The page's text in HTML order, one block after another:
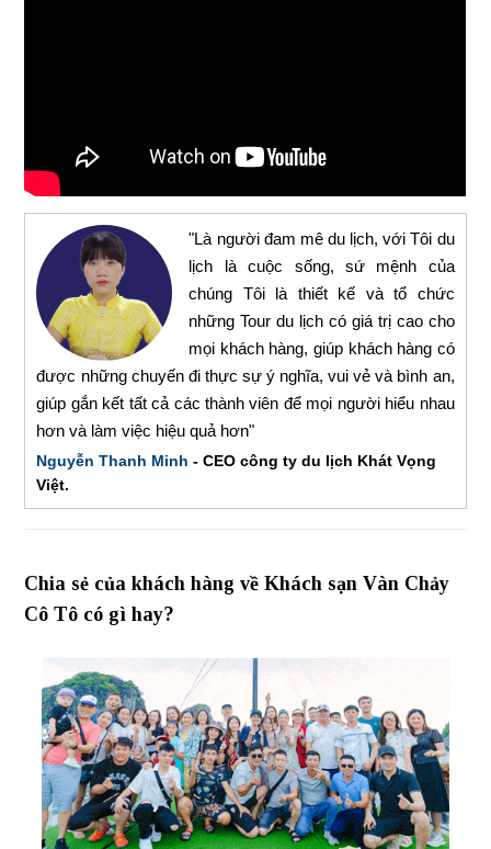
"Là người đam mê du lịch, với Tôi du
lịch là cuộc sống, sứ mệnh của
chúng Tôi là thiết kế và tổ chức
những Tour du lịch có giá trị cao cho
mọi khách hàng, giúp khách hàng có
được những chuyến đi thực sự ý nghĩa, vui vẻ và bình an,
giúp gắn kết tất cả các thành viên để mọi người hiểu nhau
hơn và làm việc hiệu quả hơn"
Nguyễn Thanh Minh - CEO công ty du lịch Khát Vọng
Việt.
Chia sẻ của khách hàng về Khách sạn Vàn Chảy
Cô Tô có gì hay?